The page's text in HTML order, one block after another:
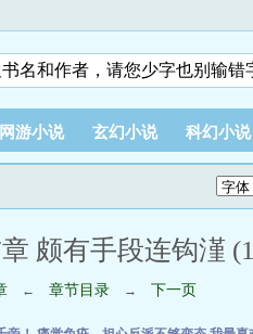
网游小说 玄幻小说 科幻小说
颇有手段连钩漌
← 章节目录 → 下一页